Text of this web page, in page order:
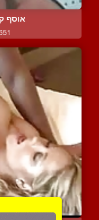
אוסף